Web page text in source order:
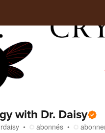
with Dr. Daisy
abonnés